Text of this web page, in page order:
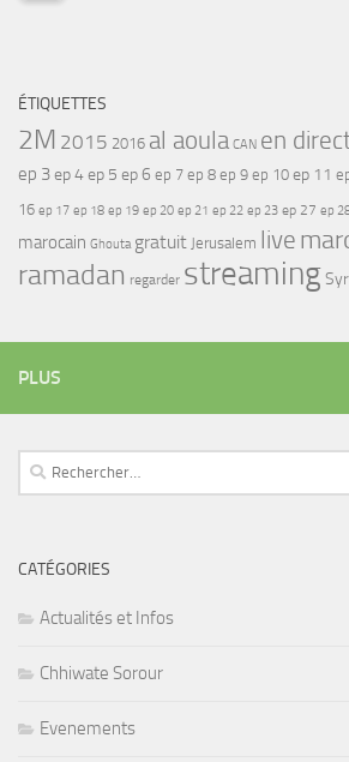
ÉTIQUETTES
2M 2015 2016 al aoula CAN en
ep 3ep 4ep 5 ep 6 ep 7 ep 8 ep 9 ep 10 ep 11
16 ep 17 ep 18 ep 19 ep 20 ep 21 ep 22 ep 23 ep 27 ep
marocain Ghouta gratuit Jerusalem live
ramadan regarder streaming
PLUS
Rechercher :
CATÉGORIES
Actualités et Infos
Chhiwate Sorour
Evenements